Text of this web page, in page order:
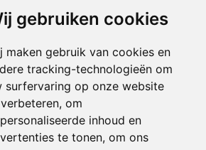
gebruiken cookies
maken gebruik van cookies en
tracking-technologieën om
surfervaring op onze website
om
inhoud en
te tonen, om ons
accommodaties die bijzonder
hondenbezitters?
in het openbaar vervoer?
en dierenklinieken voor
Denemarken?
moet ik rekening
mijn hond op vakantie ga naar